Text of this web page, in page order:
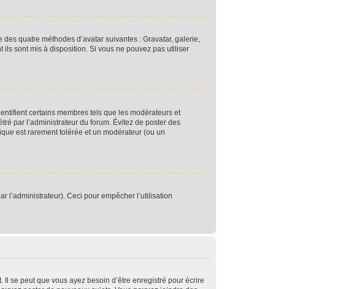
quatre méthodes d’avatar suivantes : Gravatar, galerie,
ils sont mis à disposition. Si vous ne pouvez pas utiliser
certains membres tels que les modérateurs et
par l’administrateur du forum. Évitez de poster des
est rarement tolérée et un modérateur (ou un
l’administrateur). Ceci pour empêcher l’utilisation
se peut que vous ayez besoin d’être enregistré pour écrire